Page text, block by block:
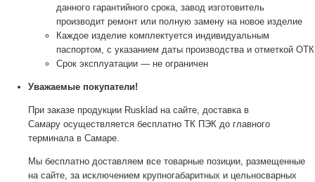
данного гарантийного срока, завод изготовитель
производит ремонт или полную замену на новое изделие
Каждое изделие комплектуется индивидуальным
паспортом, с указанием даты производства и отметкой ОТК
Срок эксплуатации — не ограничен
Уважаемые покупатели!
При заказе продукции Rusklad на сайте, доставка в
Самару осуществляется бесплатно ТК ПЭК до главного
терминала в Самаре.
Мы бесплатно доставляем все товарные позиции, размещенные
на сайте, за исключением крупногабаритных и цельносварных